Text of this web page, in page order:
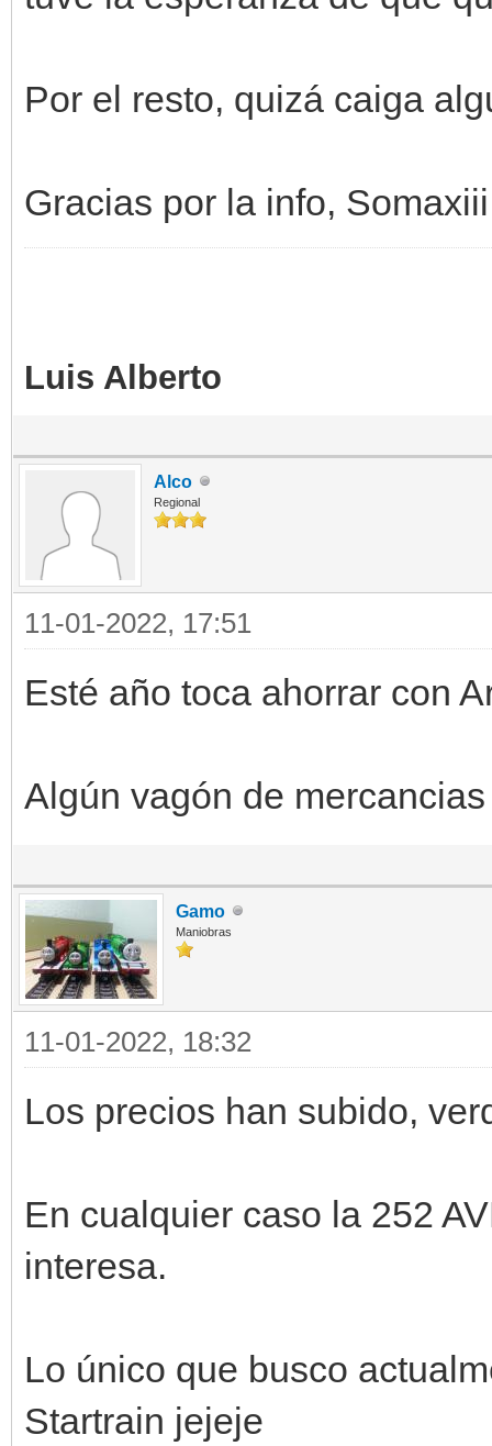
Por el resto, quizá caiga
Gracias por la info,
Luis Alberto
Alco
Regional
11-01-2022, 17:51
Esté año toca ahorrar con
Algún vagón de
Gamo
Maniobras
11-01-2022, 18:32
Los precios han subido,
En cualquier caso la 252
interesa.
Lo único que busco
Startrain jejeje